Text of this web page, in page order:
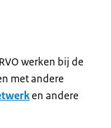
werken bij de
met andere
en andere